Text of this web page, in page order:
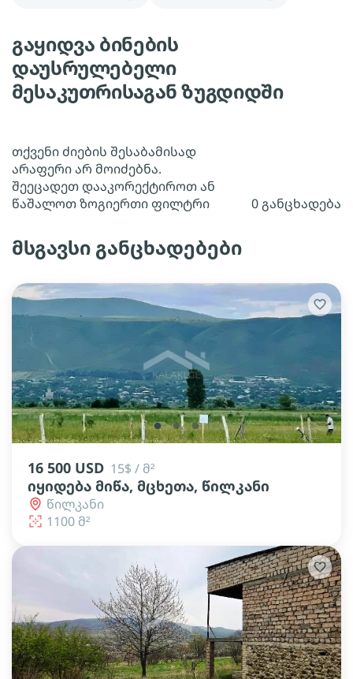
გაყიდვა ბინების
დაუსრულებელი
მესაკუთრისაგან ზუგდიდში
თქვენი ძიების შესაბამისად
არაფერი არ მოიძებნა.
შეეცადეთ დააკორექტიროთ ან
წაშალოთ ზოგიერთი ფილტრი
0 განცხადება
მსგავსი განცხადებები
lens lens lens
16 500 USD 15$ / მ²
იყიდება მიწა, მცხეთა, წილკანი
წილკანი
1100 მ²